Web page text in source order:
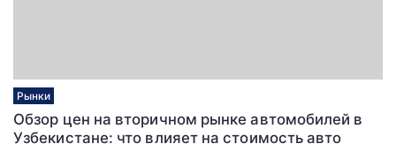
Рынки
Обзор цен на вторичном рынке автомобилей в
Узбекистане: что влияет на стоимость авто